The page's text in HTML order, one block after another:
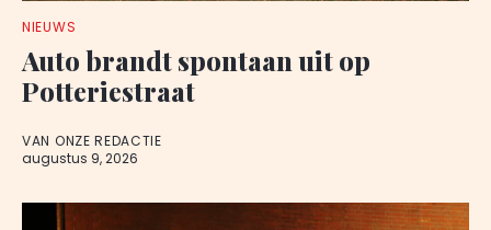
NIEUWS
Auto brandt spontaan uit op
Potteriestraat
VAN ONZE REDACTIE
augustus 9, 2026